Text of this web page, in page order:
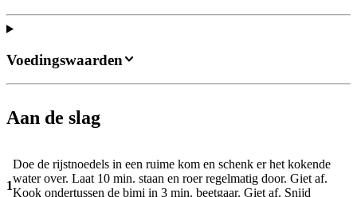
Aan de slag
1
Doe de rijstnoedels in een ruime kom en schenk er het kokende
water over. Laat 10 min. staan en roer regelmatig door. Giet af.
Kook ondertussen de bimi in 3 min. beetgaar. Giet af. Snijd
Voedingswaarden